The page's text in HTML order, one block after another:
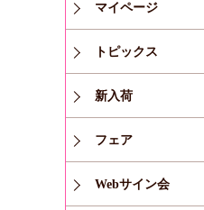
マイページ
トピックス
新入荷
フェア
Webサイン会